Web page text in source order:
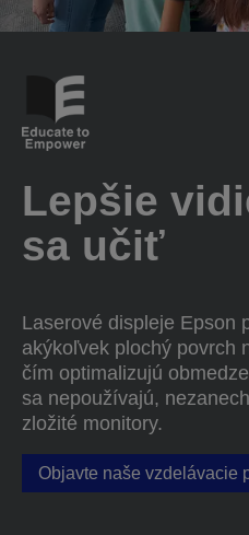
Lepšie
sa učiť
Laserové displeje Epson
akýkoľvek plochý povrch
čím optimalizujú
sa nepoužívajú,
zložité monitory.
Objavte naše vzdelávacie